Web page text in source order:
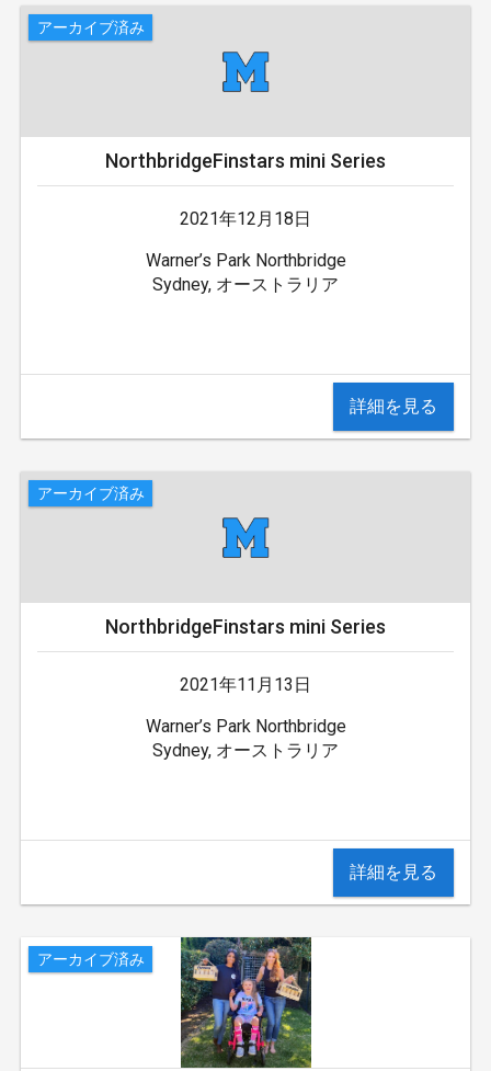
アーカイブ済み
NorthbridgeFinstars mini Series
2021年12月18日
Warner’s Park Northbridge
Sydney, オーストラリア
詳細を見る
アーカイブ済み
NorthbridgeFinstars mini Series
2021年11月13日
Warner’s Park Northbridge
Sydney, オーストラリア
詳細を見る
アーカイブ済み